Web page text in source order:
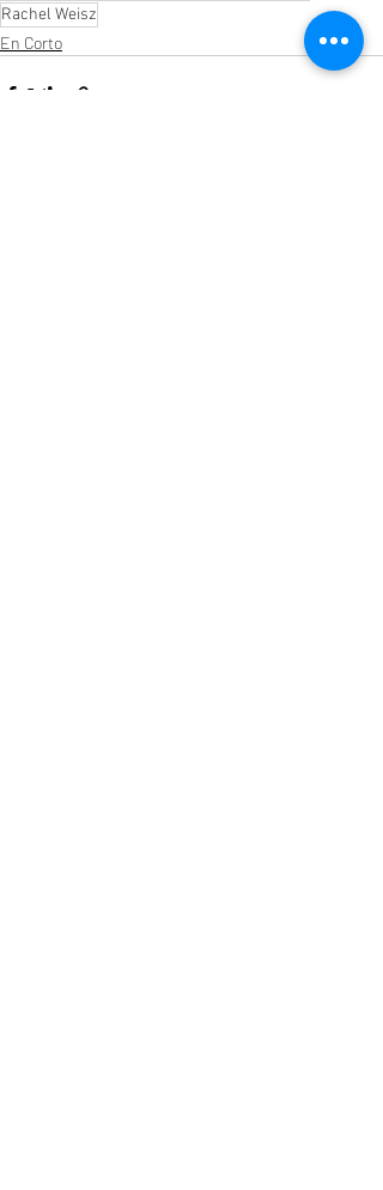
Rachel Weisz
En Corto